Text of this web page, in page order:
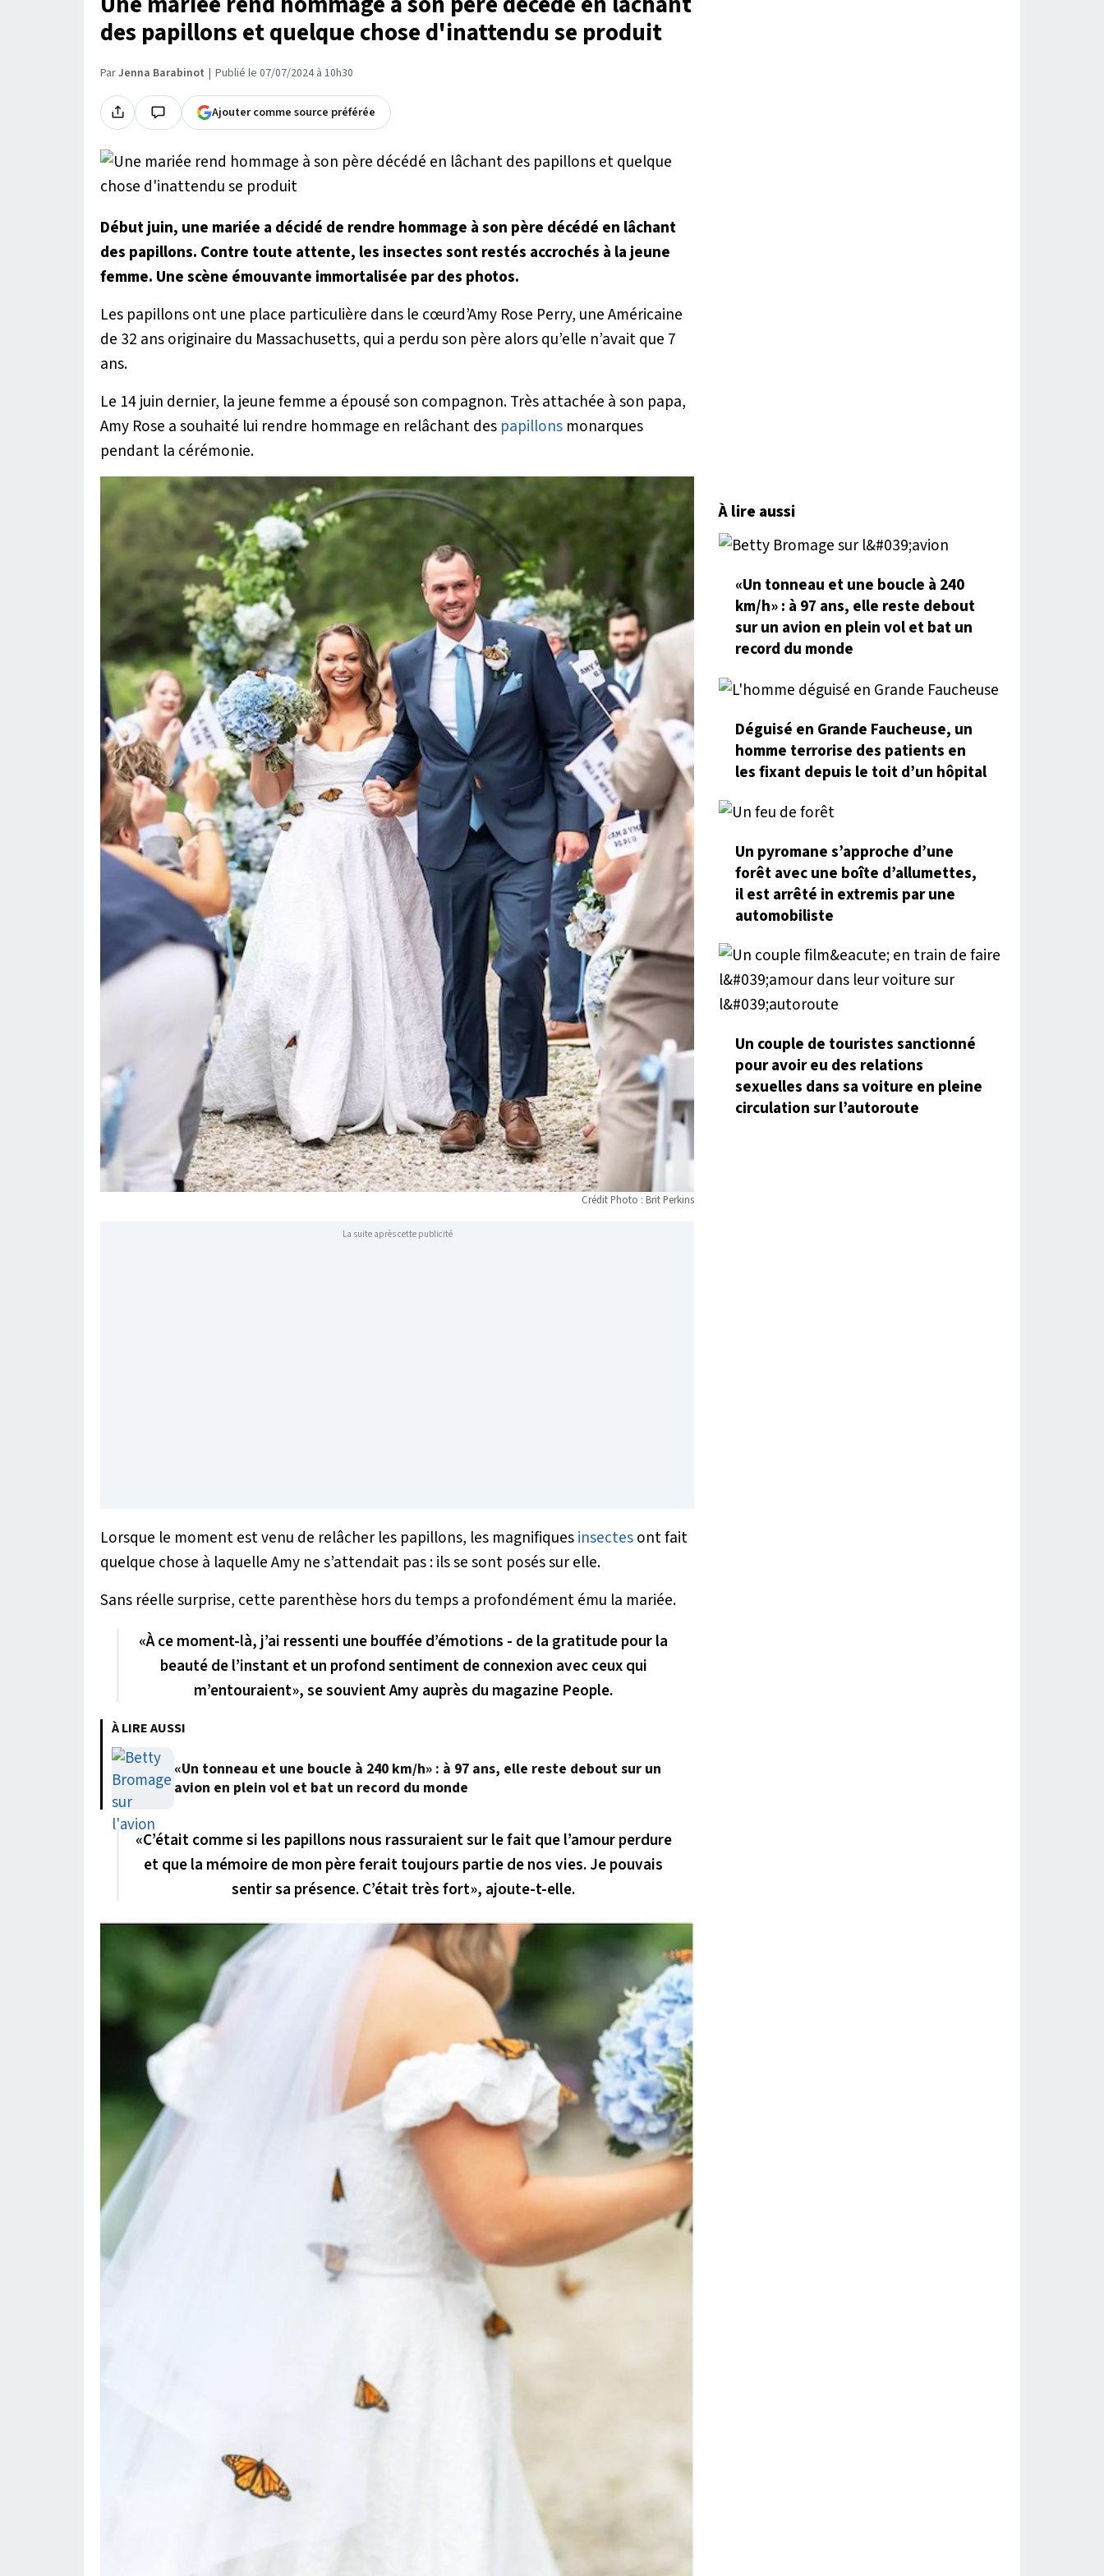
des papillons et quelque chose d'inattendu se produit
ParJenna Barabinot Publié le 07/07/2024 à 10h30
Ajouter comme source préférée
Début juin, une mariée a décidé de rendre hommage à son père décédé en lâchant
des papillons. Contre toute attente, les insectes sont restés accrochés à la jeune
femme. Une scène émouvante immortalisée par des photos.
Les papillons ont une place particulière dans le cœurd’Amy Rose Perry, une Américaine
de 32 ans originaire du Massachusetts, qui a perdu son père alors qu’elle n’avait que 7
ans.
Le 14 juin dernier, la jeune femme a épousé son compagnon. Très attachée à son papa,
Amy Rose a souhaité lui rendre hommage en relâchant des papillons monarques
pendant la cérémonie.
Crédit Photo : Brit Perkins
La suite après cette publicité
Lorsque le moment est venu de relâcher les papillons, les magnifiquesinsectesont fait
quelque chose à laquelle Amy ne s’attendait pas : ils se sont posés sur elle.
Sans réelle surprise, cette parenthèse hors du temps a profondément ému la mariée.
«À ce moment-là, j’ai ressenti une bouffée d’émotions - de la gratitude pour la
beauté de l’instant et un profond sentiment de connexion avec ceux qui
m’entouraient», se souvient Amy auprès du magazine People.
À LIRE AUSSI
«Un tonneau et une boucle à 240 km/h» : à 97 ans, elle reste debout sur un
avion en plein vol et bat un record du monde
«C’était comme si les papillons nous rassuraient sur le fait que l’amour perdure
et que la mémoire de mon père ferait toujours partie de nos vies. Je pouvais
sentir sa présence. C’était très fort», ajoute-t-elle.
À lire aussi
«Un tonneau et une boucle à 240
km/h» : à 97 ans, elle reste debout
sur un avion en plein vol et bat un
record du monde
Déguisé en Grande Faucheuse, un
homme terrorise des patients en
les fixant depuis le toit d’un hôpital
Un pyromane s’approche d’une
forêt avec une boîte d’allumettes,
il est arrêté in extremis par une
automobiliste
Un couple de touristes sanctionné
pour avoir eu des relations
sexuelles dans sa voiture en pleine
circulation sur l’autoroute